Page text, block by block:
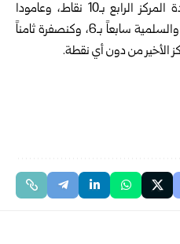
ثم الجيش بـ16، فيما يحتل الوحدة المركز الرابع بـ10 نقاط، وعامودا
خامساً بـ9، وأبو حمام سادساً بـ8، والسلمية سابعاً بـ6، وكنصفرة ثامناً